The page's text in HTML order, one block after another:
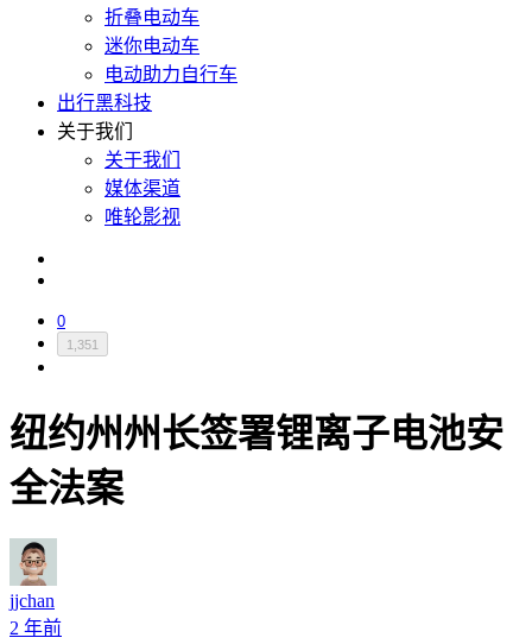
折叠电动车
迷你电动车
电动助力自行车
出行黑科技
关于我们
关于我们
媒体渠道
唯轮影视
0
1,351
纽约州州长签署锂离子电池安
全法案
jjchan
2 年前